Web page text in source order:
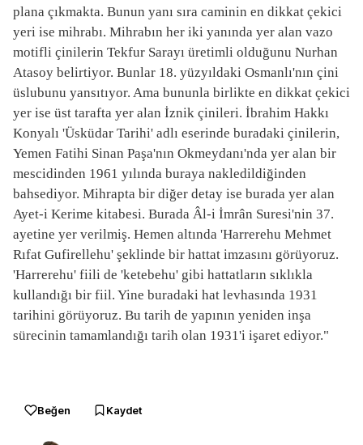
plana çıkmakta. Bunun yanı sıra caminin en dikkat çekici
yeri ise mihrabı. Mihrabın her iki yanında yer alan vazo
motifli çinilerin Tekfur Sarayı üretimli olduğunu Nurhan
Atasoy belirtiyor. Bunlar 18. yüzyıldaki Osmanlı'nın çini
üslubunu yansıtıyor. Ama bununla birlikte en dikkat çekici
yer ise üst tarafta yer alan İznik çinileri. İbrahim Hakkı
Konyalı 'Üsküdar Tarihi' adlı eserinde buradaki çinilerin,
Yemen Fatihi Sinan Paşa'nın Okmeydanı'nda yer alan bir
mescidinden 1961 yılında buraya nakledildiğinden
bahsediyor. Mihrapta bir diğer detay ise burada yer alan
Ayet-i Kerime kitabesi. Burada Âl-i İmrân Suresi'nin 37.
ayetine yer verilmiş. Hemen altında 'Harrerehu Mehmet
Rıfat Gufirellehu' şeklinde bir hattat imzasını görüyoruz.
'Harrerehu' fiili de 'ketebehu' gibi hattatların sıklıkla
kullandığı bir fiil. Yine buradaki hat levhasında 1931
tarihini görüyoruz. Bu tarih de yapının yeniden inşa
sürecinin tamamlandığı tarih olan 1931'i işaret ediyor."
Beğen Kaydet